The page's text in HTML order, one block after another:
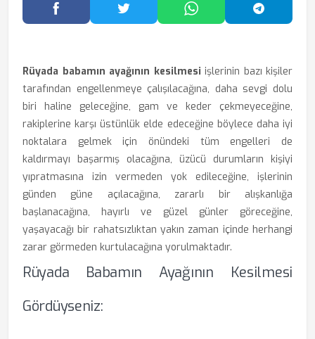
Facebook'ta PaylaşTwitter'da PaylaşWhatsApp'ta Paylaş
Rüyada babamın ayağının kesilmesi işlerinin bazı kişiler
tarafından engellenmeye çalışılacağına, daha sevgi dolu
biri haline geleceğine, gam ve keder çekmeyeceğine,
rakiplerine karşı üstünlük elde edeceğine böylece daha iyi
noktalara gelmek için önündeki tüm engelleri de
kaldırmayı başarmış olacağına, üzücü durumların kişiyi
yıpratmasına izin vermeden yok edileceğine, işlerinin
günden güne açılacağına, zararlı bir alışkanlığa
başlanacağına, hayırlı ve güzel günler göreceğine,
yaşayacağı bir rahatsızlıktan yakın zaman içinde herhangi
zarar görmeden kurtulacağına yorulmaktadır.
Rüyada Babamın Ayağının Kesilmesi
Gördüyseniz: